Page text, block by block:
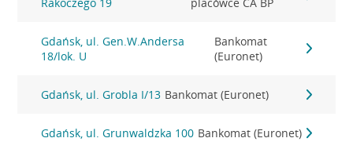
Gdańsk, ul. Gen.W.Andersa
18/lok. U
Bankomat
(Euronet)
Gdańsk, ul. Grobla I/13 Bankomat (Euronet)
Gdańsk, ul. Grunwaldzka 100 Bankomat (Euronet)